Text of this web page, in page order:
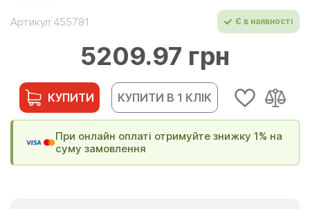
Артикул 455781 Є в наявності
5209.97 грн
КУПИТИ КУПИТИ В 1 КЛІК
При онлайн оплаті отримуйте знижку 1% на
суму замовлення